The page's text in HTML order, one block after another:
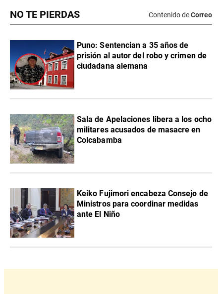
NO TE PIERDAS Contenido deCorreo
Puno: Sentencian a 35 años de
prisión al autor del robo y crimen de
ciudadana alemana
Sala de Apelaciones libera a los ocho
militares acusados de masacre en
Colcabamba
Keiko Fujimori encabeza Consejo de
Ministros para coordinar medidas
ante El Niño